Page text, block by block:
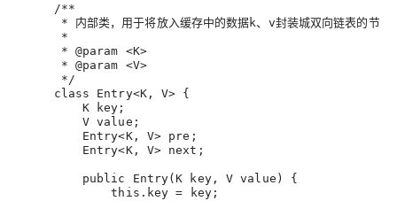
/**
* 内部类，用于将放入缓存中的数据k、v封装城双向链表的节点
*
* @param <K>
* @param <V>
*/
class Entry<K, V> {
K key ;
V value ;
Entry<K, V> pre ;
Entry<K, V> next ;
public Entry(K key, V value) {
this.key = key;